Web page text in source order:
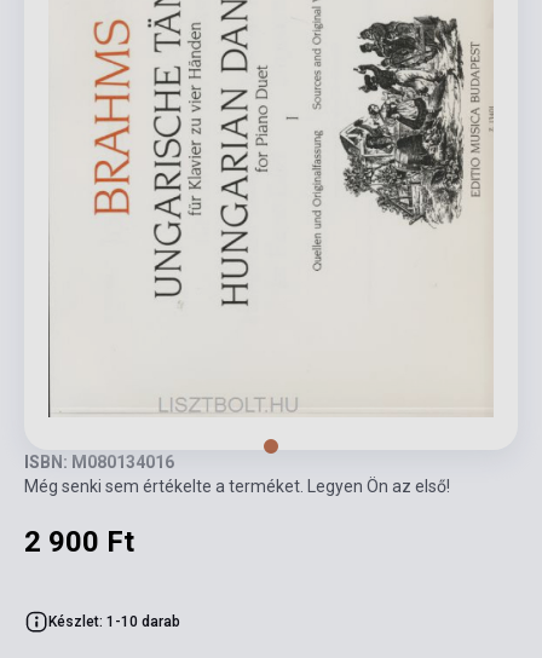
ISBN: M080134016
Még senki sem értékelte a terméket. Legyen Ön az első!
2 900 Ft
Készlet: 1-10 darab